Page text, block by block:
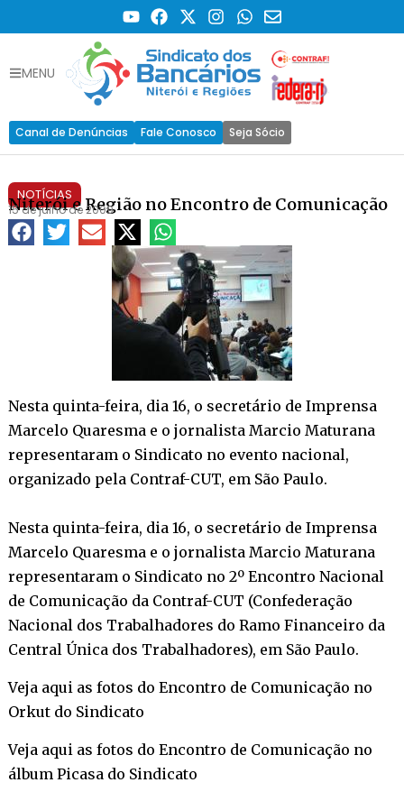
MENU
Canal de Denúncias Fale Conosco Seja Sócio
NOTÍCIAS
Niterói e Região no Encontro de Comunicação
15 de julho de 2009
Nesta quinta-feira, dia 16, o secretário de Imprensa
Marcelo Quaresma e o jornalista Marcio Maturana
representaram o Sindicato no evento nacional,
organizado pela Contraf-CUT, em São Paulo.
Nesta quinta-feira, dia 16, o secretário de Imprensa
Marcelo Quaresma e o jornalista Marcio Maturana
representaram o Sindicato no 2º Encontro Nacional
de Comunicação da Contraf-CUT (Confederação
Nacional dos Trabalhadores do Ramo Financeiro da
Central Única dos Trabalhadores), em São Paulo.
Veja aqui as fotos do Encontro de Comunicação no
Orkut do Sindicato
Veja aqui as fotos do Encontro de Comunicação no
álbum Picasa do Sindicato